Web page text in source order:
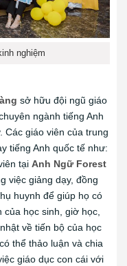
nghiệm
sở hữu đội ngũ giáo
ngành tiếng Anh
Các giáo viên của trung
tiếng Anh quốc tế như:
tại Anh Ngữ Forest
việc giảng dạy, đồng
huynh để giúp họ có
học sinh, giờ học,
về tiến bộ của học
thể thảo luận và chia
giáo dục con cái với